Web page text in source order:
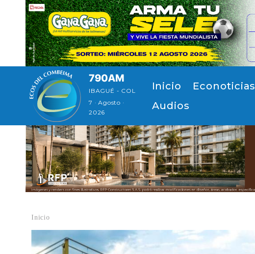
Pasar al contenido principal
790AM
IBAGUÉ - COL
7 · Agosto ·
2026
Inicio Econoticias
Audios
Inicio
Contenido multimedia principal